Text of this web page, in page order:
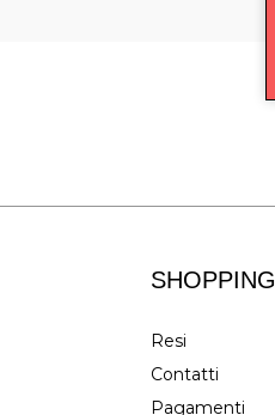
SHOPPING
Resi
Contatti
Pagamenti